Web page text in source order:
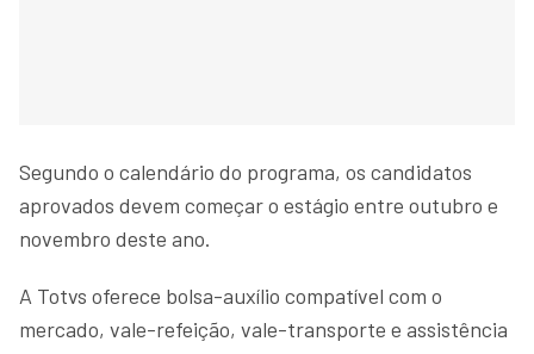
Segundo o calendário do programa, os candidatos
aprovados devem começar o estágio entre outubro e
novembro deste ano.
A Totvs oferece bolsa-auxílio compatível com o
mercado, vale-refeição, vale-transporte e assistência